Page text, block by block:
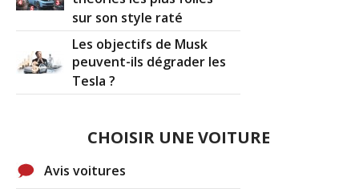
sur son style raté
Les objectifs de Musk
peuvent-ils dégrader les
Tesla ?
CHOISIR UNE VOITURE
Avis voitures